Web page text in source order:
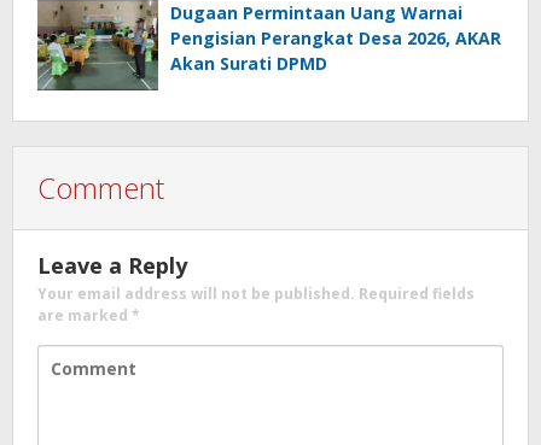
Dugaan Permintaan Uang Warnai
Pengisian Perangkat Desa 2026, AKAR
Akan Surati DPMD
Comment
Leave a Reply
Your email address will not be published. Required fields
are marked *